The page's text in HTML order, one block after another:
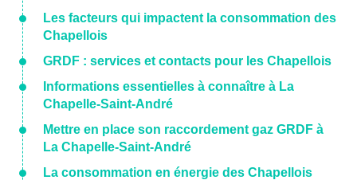
Les facteurs qui impactent la consommation des
Chapellois
GRDF : services et contacts pour les Chapellois
Informations essentielles à connaître à La
Chapelle-Saint-André
Mettre en place son raccordement gaz GRDF à
La Chapelle-Saint-André
La consommation en énergie des Chapellois